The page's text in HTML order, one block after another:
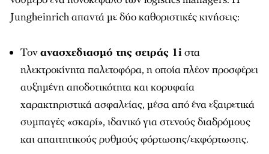
Jungheinrich απαντά με δύο καθοριστικές κινήσεις:
Τονανασχεδιασμό της σειράς 1iστα
ηλεκτροκίνητα παλετοφόρα, η οποία πλέον προσφέρει
αυξημένη αποδοτικότητα και κορυφαία
χαρακτηριστικά ασφαλείας, μέσα από ένα εξαιρετικά
συμπαγές «σκαρί», ιδανικό για στενούς διαδρόμους
και απαιτητικούς ρυθμούς φόρτωσης/εκφόρτωσης.